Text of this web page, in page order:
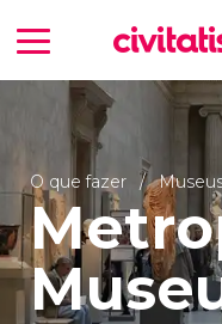
O que fazer